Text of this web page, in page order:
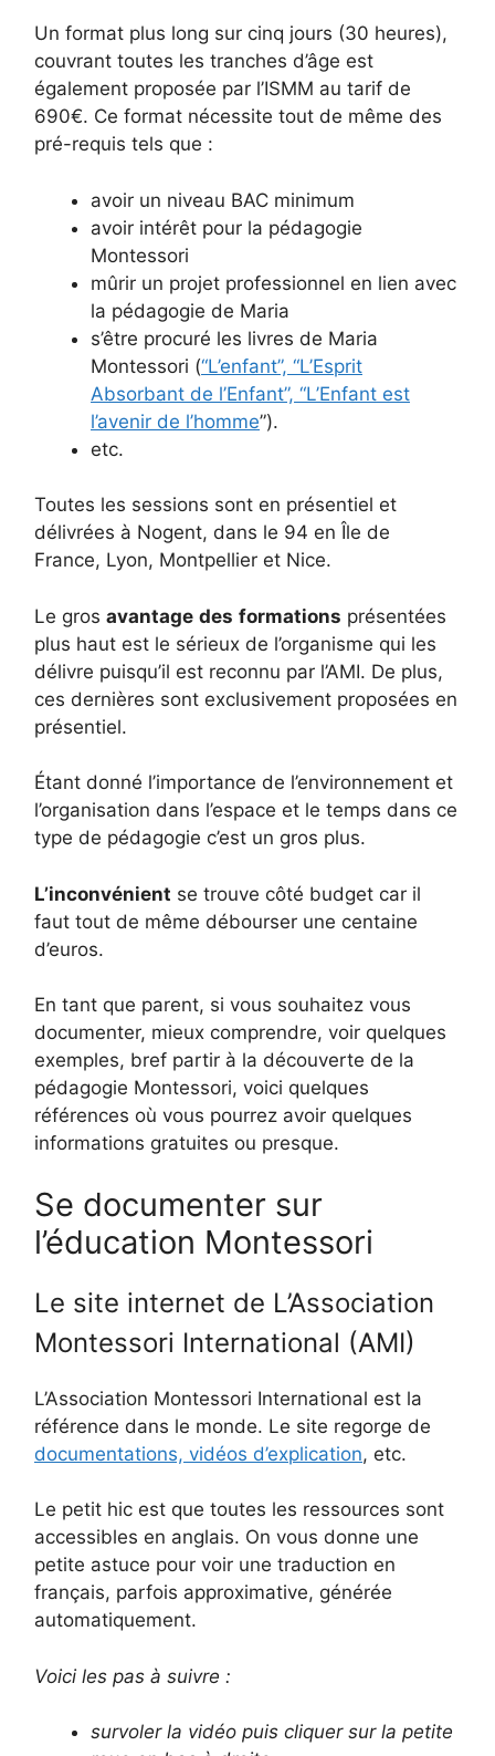
Un format plus long sur cinq jours (30 heures),
couvrant toutes les tranches d’âge est
également proposée par l’ISMM au tarif de
690€. Ce format nécessite tout de même des
pré-requis tels que :
avoir un niveau BAC minimum
avoir intérêt pour la pédagogie
Montessori
mûrir un projet professionnel en lien avec
la pédagogie de Maria
s’être procuré les livres de Maria
Montessori (“L’enfant”, “L’Esprit
Absorbant de l’Enfant”, “L’Enfant est
l’avenir de l’homme”).
etc.
Toutes les sessions sont en présentiel et
délivrées à Nogent, dans le 94 en Île de
France, Lyon, Montpellier et Nice.
Le gros avantage des formations présentées
plus haut est le sérieux de l’organisme qui les
délivre puisqu’il est reconnu par l’AMI. De plus,
ces dernières sont exclusivement proposées en
présentiel.
Étant donné l’importance de l’environnement et
l’organisation dans l’espace et le temps dans ce
type de pédagogie c’est un gros plus.
L’inconvénient se trouve côté budget car il
faut tout de même débourser une centaine
d’euros.
En tant que parent, si vous souhaitez vous
documenter, mieux comprendre, voir quelques
exemples, bref partir à la découverte de la
pédagogie Montessori, voici quelques
références où vous pourrez avoir quelques
informations gratuites ou presque.
Se documenter sur
l’éducation Montessori
Le site internet de L’Association
Montessori International (AMI)
L’Association Montessori International est la
référence dans le monde. Le site regorge de
documentations, vidéos d’explication, etc.
Le petit hic est que toutes les ressources sont
accessibles en anglais. On vous donne une
petite astuce pour voir une traduction en
français, parfois approximative, générée
automatiquement.
Voici les pas à suivre :
survoler la vidéo puis cliquer sur la petite